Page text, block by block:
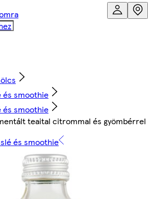
és smoothie
és smoothie
teaital citrommal és gyömbérrel
és smoothie